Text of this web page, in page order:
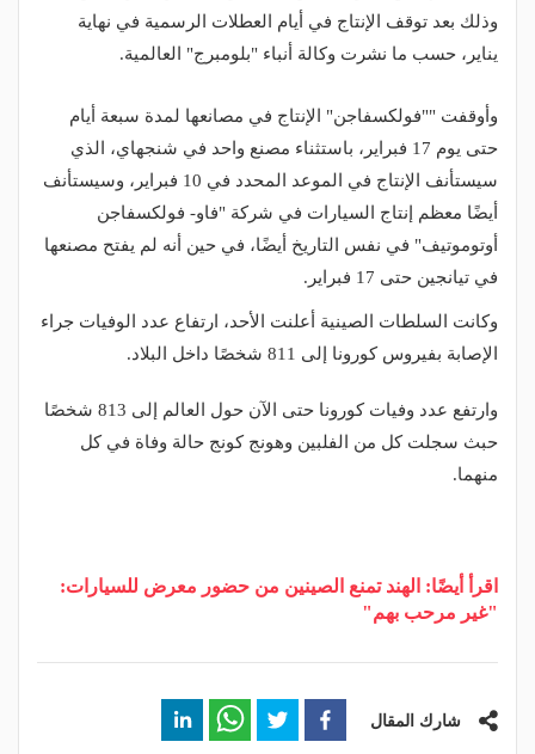
وذلك بعد توقف الإنتاج في أيام العطلات الرسمية في نهاية
يناير، حسب ما نشرت وكالة أنباء "بلومبرج" العالمية.
وأوقفت ""فولكسفاجن" الإنتاج في مصانعها لمدة سبعة أيام
حتى يوم 17 فبراير، باستثناء مصنع واحد في شنجهاي، الذي
سيستأنف الإنتاج في الموعد المحدد في 10 فبراير، وسيستأنف
أيضًا معظم إنتاج السيارات في شركة "فاو- فولكسفاجن
أوتوموتيف" في نفس التاريخ أيضًا، في حين أنه لم يفتح مصنعها
في تيانجين حتى 17 فبراير.
وكانت السلطات الصينية أعلنت الأحد، ارتفاع عدد الوفيات جراء
الإصابة بفيروس كورونا إلى 811 شخصًا داخل البلاد.
وارتفع عدد وفيات كورونا حتى الآن حول العالم إلى 813 شخصًا
حبث سجلت كل من الفلبين وهونج كونج حالة وفاة في كل
منهما.
اقرأ أيضًا: الهند تمنع الصينين من حضور معرض للسيارات:
"غير مرحب بهم"
شارك المقال